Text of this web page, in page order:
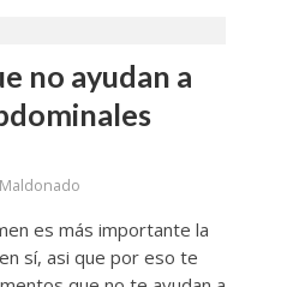
no ayudan a
es más importante la
sí, asi que por eso te